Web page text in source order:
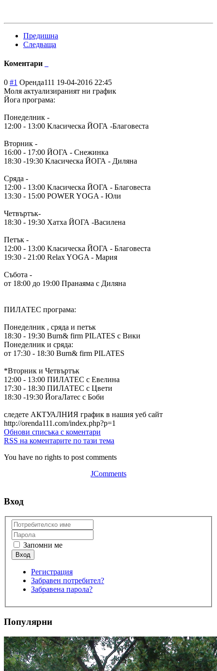
Предишна
Следваща
Коментари
0 #1 Оренда111 19-04-2016 22:45
Моля актуализираният ни график
Йога програма:
Понеделник -
12:00 - 13:00 Класическа ЙОГА -Благовеста
Вторник -
16:00 - 17:00 ЙОГА - Снежинка
18:30 -19:30 Класическа ЙОГА - Диляна
Сряда -
12:00 - 13:00 Класическа ЙОГА - Благовеста
13:30 - 15:00 POWER YOGA - Юли
Четвъртък-
18:30 - 19:30 Хатха ЙОГА -Василена
Петък -
12:00 - 13:00 Класическа ЙОГА - Благовеста
19:30 - 21:00 Relax YOGA - Мария
Събота -
от 18:00 до 19:00 Пранаяма с Диляна
ПИЛАТЕС програма:
Понеделник , сряда и петък
18:30 - 19:30 Burn& firm PILATES с Вики
Понеделник и сряда:
от 17:30 - 18:30 Burn& firm PILATES
*Вторник и Четвъртък
12:00 - 13:00 ПИЛАТЕС с Евелина
17:30 - 18:30 ПИЛАТЕС с Цвети
18:30 -19:30 ЙогаЛатес с Боби
следете АКТУАЛНИЯ график в нашия уеб сайт
http://orenda111.com/index.php?p=1
Обнови списъка с коментари
RSS на коментарите по тази тема
You have no rights to post comments
JComments
Вход
Запомни ме
Регистрация
Забравен потребител?
Забравена парола?
Популярни